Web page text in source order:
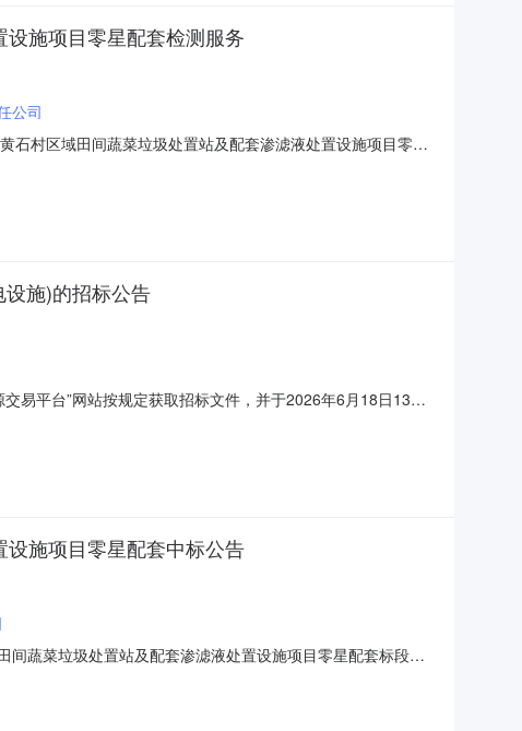
施项目零星配套检测服务
公司
村区域田间蔬菜垃圾处置站及配套渗滤液处置设施项目零星
元至￥52,000.00元选取中介方式：邀请
施)的招标公告
易平台”网站按规定获取招标文件，并于2026年6月18日13点
垃圾处置站及配套设施建设（用电设施）。合同履行期限：
施项目零星配套中标公告
蔬菜垃圾处置站及配套渗滤液处置设施项目零星配套标段编
1392969.16元中标工期（天）180招标人定标原因以及依据